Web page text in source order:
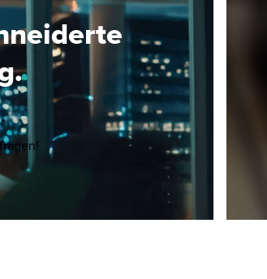
Opens in a new window/tab